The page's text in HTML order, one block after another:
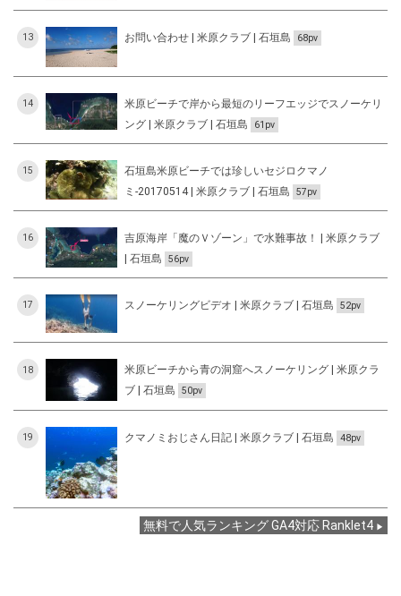
13 お問い合わせ | 米原クラブ | 石垣島 68pv
14
米原ビーチで岸から最短のリーフエッジでスノーケリ
ング | 米原クラブ | 石垣島
61pv
15
石垣島米原ビーチでは珍しいセジロクマノ
ミ-20170514 | 米原クラブ | 石垣島
57pv
16
吉原海岸「魔のＶゾーン」で水難事故！ | 米原クラブ
| 石垣島
56pv
17 スノーケリングビデオ | 米原クラブ | 石垣島 52pv
18
米原ビーチから青の洞窟へスノーケリング | 米原クラ
ブ | 石垣島
50pv
19 クマノミおじさん日記 | 米原クラブ | 石垣島 48pv
無料で人気ランキング GA4対応 Ranklet4